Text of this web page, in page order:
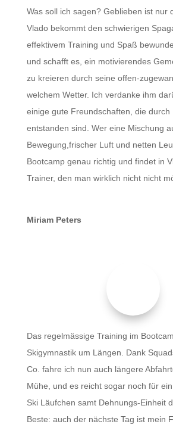
Was soll ich sagen? Geblieben ist nur
Vlado bekommt den schwierigen
effektivem Training und Spaß
und schafft es, ein motivierendes
zu kreieren durch seine offen-
welchem Wetter. Ich verdanke ihm
einige gute Freundschaften, die durch
entstanden sind. Wer eine Mischung
Bewegung,frischer Luft und netten
Bootcamp genau richtig und findet in
Trainer, den man wirklich nicht nicht
Miriam Peters
Das regelmässige Training im
Skigymnastik um Längen. Dank
Co. fahre ich nun auch längere
Mühe, und es reicht sogar noch für
Ski Läufchen samt Dehnungs-Einheit
Beste: auch der nächste Tag ist mein